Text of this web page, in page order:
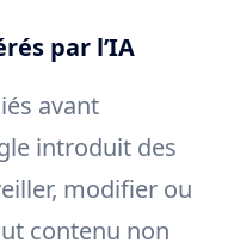
par l’IA
avant
introduit des
modifier ou
contenu non